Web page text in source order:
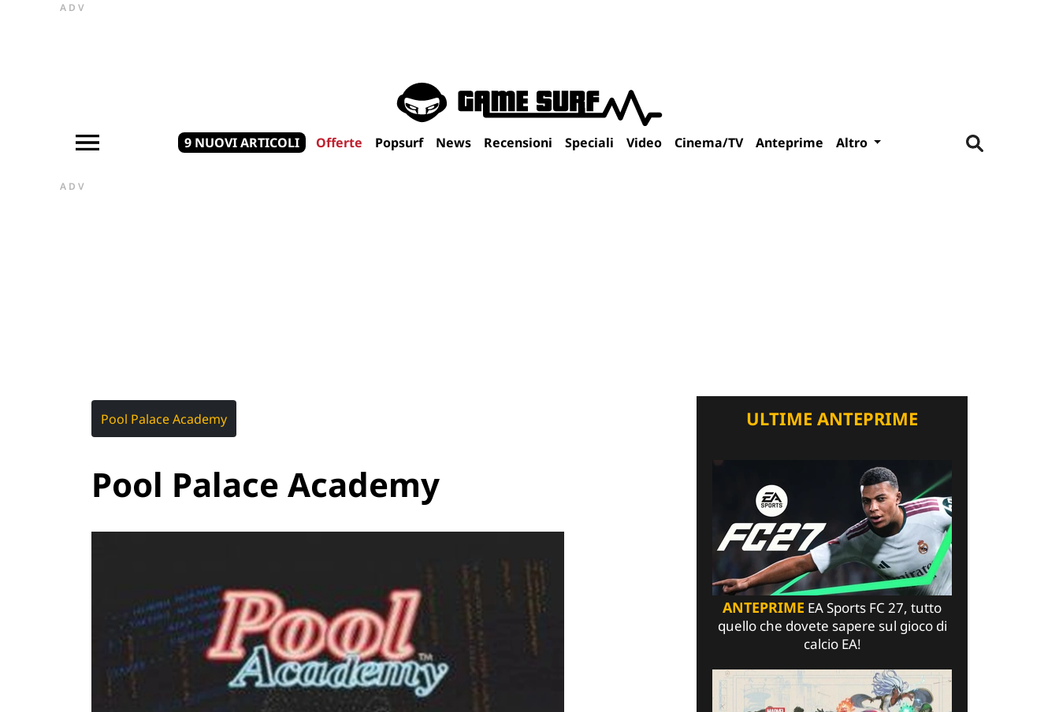
ADV
9 NUOVI ARTICOLI Offerte Popsurf News Recensioni Speciali Video Cinema/TV Anteprime Altro
ADV
Pool Palace Academy
Pool Palace Academy
ULTIME ANTEPRIME
ANTEPRIME EA Sports FC 27, tutto
quello che dovete sapere sul gioco di
calcio EA!